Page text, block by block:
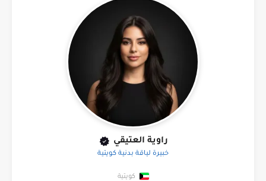
راوية العتيقي
خبيرة لياقة بدنية كويتية
كويتية